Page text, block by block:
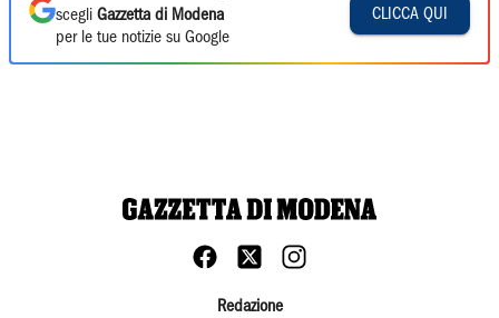
scegli Gazzetta di Modena
per le tue notizie su Google
CLICCA QUI
Redazione